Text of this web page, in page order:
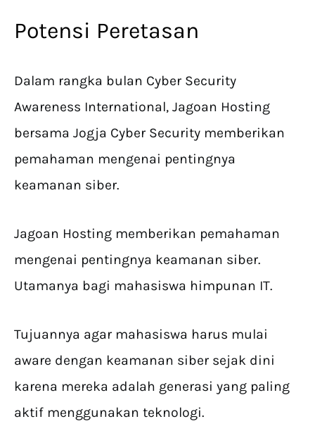
Potensi Peretasan
Dalam rangka bulan Cyber Security
Awareness International, Jagoan Hosting
bersama Jogja Cyber Security memberikan
pemahaman mengenai pentingnya
keamanan siber.
Jagoan Hosting memberikan pemahaman
mengenai pentingnya keamanan siber.
Utamanya bagi mahasiswa himpunan IT.
Tujuannya agar mahasiswa harus mulai
aware dengan keamanan siber sejak dini
karena mereka adalah generasi yang paling
aktif menggunakan teknologi.